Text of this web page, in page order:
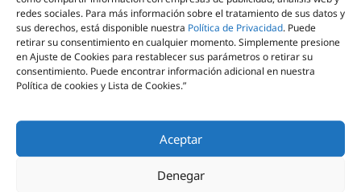
redes sociales. Para más información sobre el tratamiento de sus datos y
sus derechos, está disponible nuestra Política de Privacidad. Puede
retirar su consentimiento en cualquier momento. Simplemente presione
en Ajuste de Cookies para restablecer sus parámetros o retirar su
consentimiento. Puede encontrar información adicional en nuestra
Política de cookies y Lista de Cookies.”
Aceptar
Denegar
Notas relacionadas